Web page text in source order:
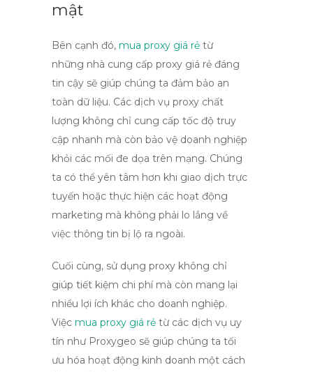
mật
Bên cạnh đó, mua proxy giá rẻ từ
những nhà cung cấp proxy giá rẻ đáng
tin cậy sẽ giúp chúng ta đảm bảo an
toàn dữ liệu. Các dịch vụ proxy chất
lượng không chỉ cung cấp tốc độ truy
cập nhanh mà còn bảo vệ doanh nghiệp
khỏi các mối đe dọa trên mạng. Chúng
ta có thể yên tâm hơn khi giao dịch trực
tuyến hoặc thực hiện các hoạt động
marketing mà không phải lo lắng về
việc thông tin bị lộ ra ngoài.
Cuối cùng, sử dụng proxy không chỉ
giúp tiết kiệm chi phí mà còn mang lại
nhiều lợi ích khác cho doanh nghiệp.
Việc mua proxy giá rẻ từ các dịch vụ uy
tín như Proxygeo sẽ giúp chúng ta tối
ưu hóa hoạt động kinh doanh một cách